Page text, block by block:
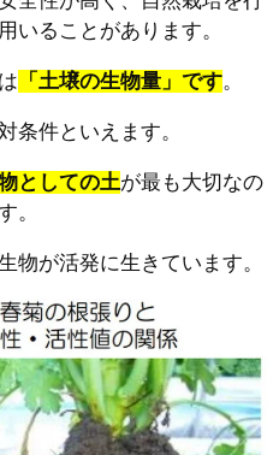
いることがあります。
「土壌の生物量」です。
条件といえます。
としての土が最も大切なの
。
物が活発に生きています。